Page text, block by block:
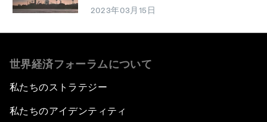
2023年03月15日
世界経済フォーラムについて
私たちのストラテジー
私たちのアイデンティティ